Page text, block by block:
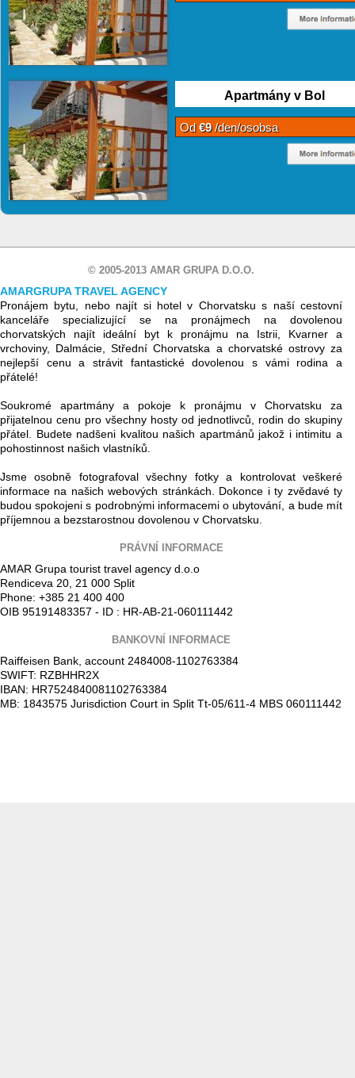
Apartmány v Bol
Od€9/den/osobsa
© 2005-2013 AMAR GRUPA D.O.O.
AMARGRUPA TRAVEL AGENCY
Pronájem bytu, nebo najít si hotel v Chorvatsku s naší cestovní
kanceláře specializující se na pronájmech na dovolenou
chorvatských najít ideální byt k pronájmu na Istrii, Kvarner a
vrchoviny, Dalmácie, Střední Chorvatska a chorvatské ostrovy za
nejlepší cenu a strávit fantastické dovolenou s vámi rodina a
přátelé!
Soukromé apartmány a pokoje k pronájmu v Chorvatsku za
přijatelnou cenu pro všechny hosty od jednotlivců, rodin do skupiny
přátel. Budete nadšeni kvalitou našich apartmánů jakož i intimitu a
pohostinnost našich vlastníků.
Jsme osobně fotografoval všechny fotky a kontrolovat veškeré
informace na našich webových stránkách. Dokonce i ty zvědavé ty
budou spokojeni s podrobnými informacemi o ubytování, a bude mít
příjemnou a bezstarostnou dovolenou v Chorvatsku.
PRÁVNÍ INFORMACE
AMAR Grupa tourist travel agency d.o.o
Rendiceva 20, 21 000 Split
Phone: +385 21 400 400
OIB 95191483357 - ID : HR-AB-21-060111442
BANKOVNÍ INFORMACE
Raiffeisen Bank, account 2484008-1102763384
SWIFT: RZBHHR2X
IBAN: HR7524840081102763384
MB: 1843575 Jurisdiction Court in Split Tt-05/611-4 MBS 060111442